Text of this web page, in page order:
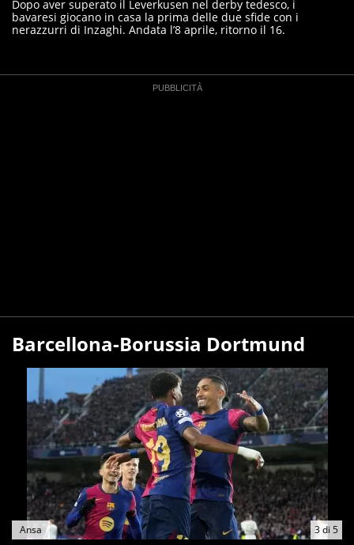
Dopo aver superato il Leverkusen nel derby tedesco, i
bavaresi giocano in casa la prima delle due sfide con i
nerazzurri di Inzaghi. Andata l’8 aprile, ritorno il 16.
Barcellona-Borussia Dortmund
3di 5
Ansa